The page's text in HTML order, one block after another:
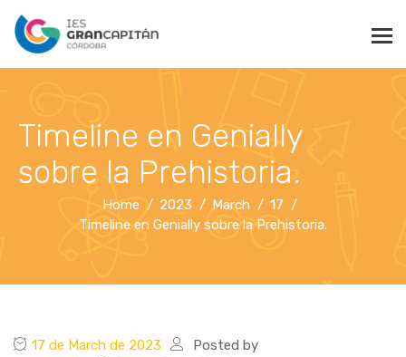
Timeline en Genially
sobre la Prehistoria.
Home 2023 March
17
Timeline en Genially sobre la Prehistoria.
17 de March de 2023
Posted by